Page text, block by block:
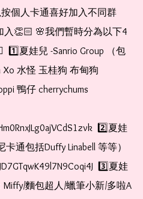
個人卡通喜好加入不同群
👏🏻 🌸我們暫時分為以下4
1️⃣夏娃兒 -Sanrio Group （包
Xo 水怪 玉桂狗 布甸狗
鴨仔 cherrychums
2️⃣夏娃
通包括Duffy Linabell 等等）
3️⃣夏娃
麵包超人/蠟筆小新/多啦A